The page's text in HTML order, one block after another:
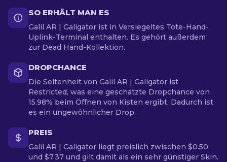
SO ERHÄLT MAN ES
Galil AR | Galigator ist in Versiegeltes Tote-Hand-
Uplink-Terminal enthalten. Es gehört außerdem
zur Dead Hand-Kollektion.
DROPCHANCE
Die Seltenheit von Galil AR | Galigator ist
Restricted, was eine geschätzte Dropchance von
15.98% beim Öffnen von Kisten ergibt. Dadurch ist
es ein ungewöhnlicher Drop.
PREIS
Galil AR | Galigator liegt preislich zwischen $0.50
und $7.37 und gilt damit als ein sehr günstiger Skin.